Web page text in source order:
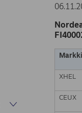
XHEL
CEUX